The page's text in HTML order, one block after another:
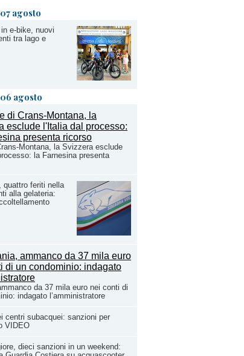
agosto
e-bike, nuovi
tra lago e
agosto
Montana, la Svizzera esclude
la Farnesina presenta
quattro feriti nella
alla gelateria:
da 37 mila euro nei conti di
indagato l’amministratore
centri subacquei: sanzioni per
VIDEO
dieci sanzioni in un weekend: